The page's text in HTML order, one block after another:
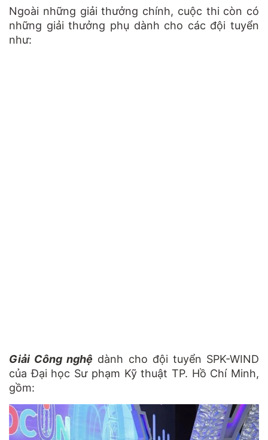
Ngoài những giải thưởng chính, cuộc thi còn có
những giải thưởng phụ dành cho các đội tuyển
như:
Giải Công nghệ dành cho đội tuyển SPK-WIND
của Đại học Sư phạm Kỹ thuật TP. Hồ Chí Minh,
gồm: